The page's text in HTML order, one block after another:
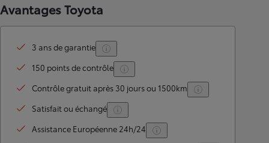
Avantages Toyota
3 ans de garantie
150 points de contrôle
Contrôle gratuit après 30 jours ou 1500km
Satisfait ou échangé
Assistance Européenne 24h/24